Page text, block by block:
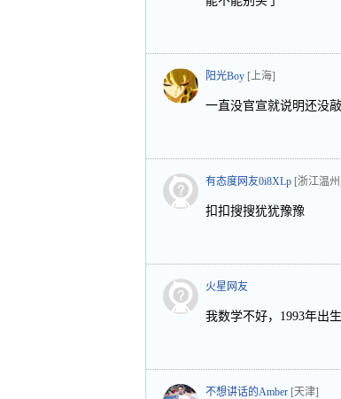
阳光Boy [上海]
一直没官宣就说明还没
有态度网友0i8XLp [浙江温州]
扣扣搜搜犹犹豫豫
火星网友
我数学不好，1993年出
不想讲话的Amber [天津]